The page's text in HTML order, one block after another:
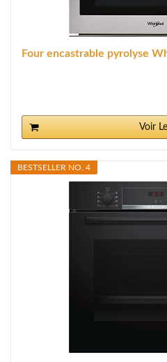
Four encastrable pyrolyse
Voir
BESTSELLER NO. 4